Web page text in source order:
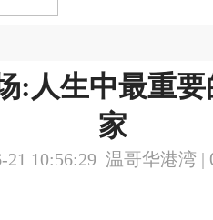
:人生中最重
家
21 10:56:29 温哥华港湾 |